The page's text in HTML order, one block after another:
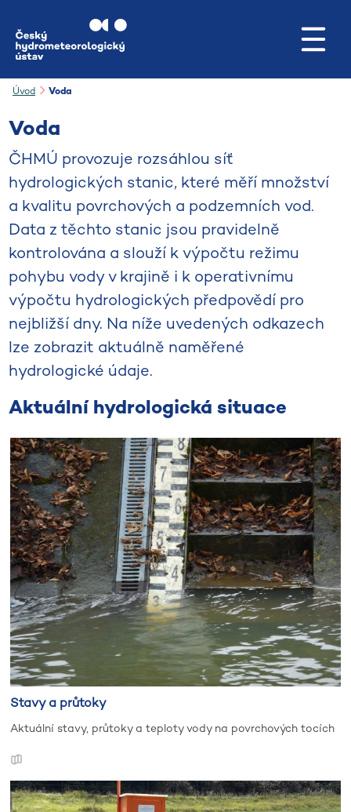
Úvod Voda
Voda
ČHMÚ provozuje rozsáhlou síť
hydrologických stanic, které měří množství
a kvalitu povrchových a podzemních vod.
Data z těchto stanic jsou pravidelně
kontrolována a slouží k výpočtu režimu
pohybu vody v krajině i k operativnímu
výpočtu hydrologických předpovědí pro
nejbližší dny. Na níže uvedených odkazech
lze zobrazit aktuálně naměřené
hydrologické údaje.
Aktuální hydrologická situace
Stavy a průtoky
Aktuální stavy, průtoky a teploty vody na povrchových tocích